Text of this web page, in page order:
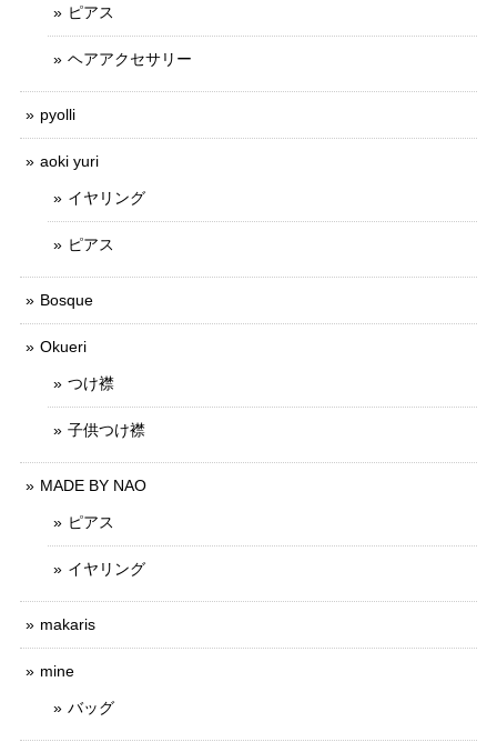
ピアス
ヘアアクセサリー
pyolli
aoki yuri
イヤリング
ピアス
Bosque
Okueri
つけ襟
子供つけ襟
MADE BY NAO
ピアス
イヤリング
makaris
mine
バッグ